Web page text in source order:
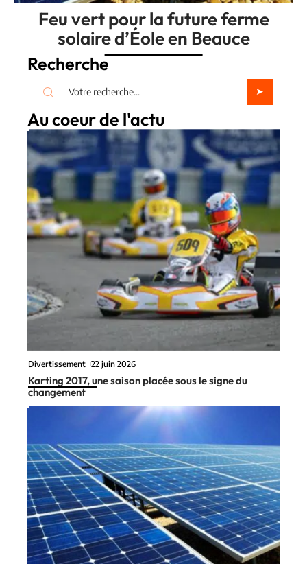
Feu vert pour la future ferme
solaire d’Éole en Beauce
Recherche
Au coeur de l'actu
Divertissement 22 juin 2026
Karting 2017, une saison placée sous le signe du
changement